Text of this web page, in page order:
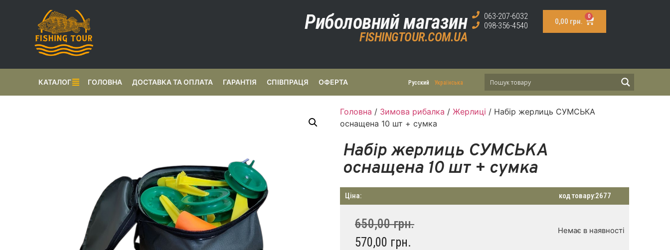
Риболовний магазин
FISHINGTOUR.COM.UA
063-207-6032
098-356-4540
0,00 грн.
0
Русский Українська
КАТАЛОГ ГОЛОВНА ДОСТАВКА ТА ОПЛАТА ГАРАНТІЯ СПІВПРАЦЯ ОФЕРТА
Головна / Зимова рибалка / Жерлиці / Набір жерлиць СУМСЬКА
оснащена 10 шт + сумка
Набір жерлиць СУМСЬКА
оснащена 10 шт + сумка
Ціна: код товару:2677
650,00грн.
570,00 грн.
Немає в наявності